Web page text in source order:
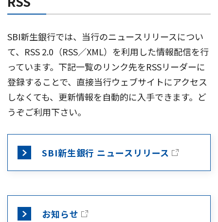
SBI新生銀行では、当行のニュースリリースについ
て、RSS 2.0（RSS／XML）を利用した情報配信を行
っています。下記一覧のリンク先をRSSリーダーに
登録することで、直接当行ウェブサイトにアクセス
しなくても、更新情報を自動的に入手できます。ど
うぞご利用下さい。
SBI新生銀行 ニュースリリース
お知らせ